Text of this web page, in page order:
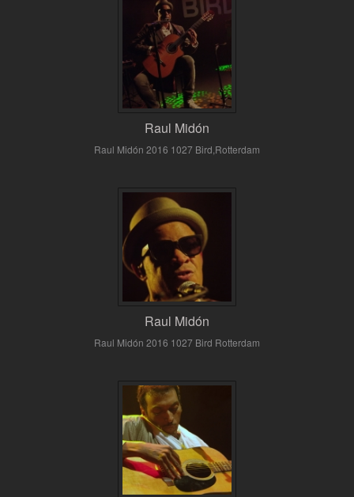
Raul Midón
Raul Midón 2016 1027 Bird,Rotterdam
Raul Midón
Raul Midón 2016 1027 Bird Rotterdam